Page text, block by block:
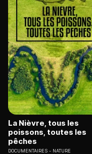
La Nièvre, tous les
poissons, toutes les
pêches
DOCUMENTAIRES NATURE